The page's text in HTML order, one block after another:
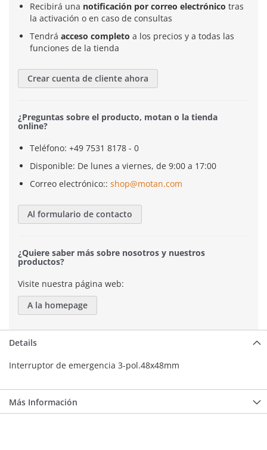
Recibirá una notificación por correo electrónico tras
la activación o en caso de consultas
Tendrá acceso completo a los precios y a todas las
funciones de la tienda
Crear cuenta de cliente ahora
¿Preguntas sobre el producto, motan o la tienda
online?
Teléfono: +49 7531 8178 - 0
Disponible: De lunes a viernes, de 9:00 a 17:00
Correo electrónico:: shop@motan.com
Al formulario de contacto
¿Quiere saber más sobre nosotros y nuestros
productos?
Visite nuestra página web:
A la homepage
Details
Interruptor de emergencia 3-pol.48x48mm
Más Información